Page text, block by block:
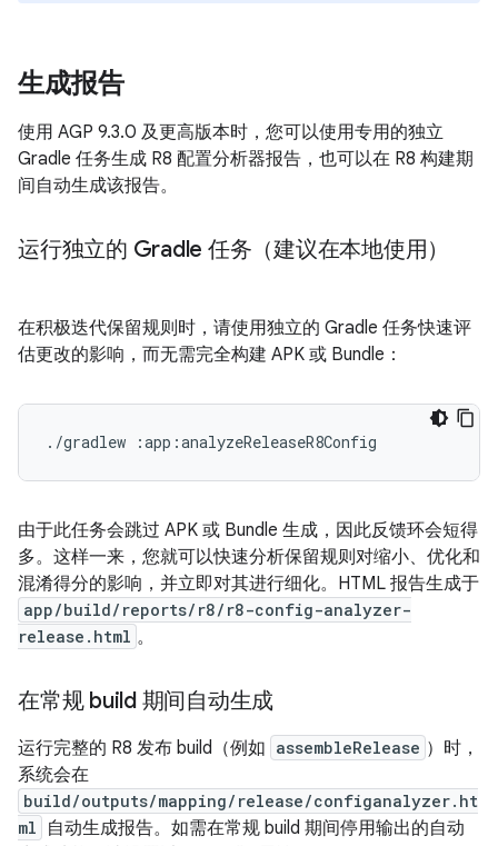
生成报告
使用 AGP 9.3.0 及更高版本时，您可以使用专用的独立
Gradle 任务生成 R8 配置分析器报告，也可以在 R8 构建期
间自动生成该报告。
运行独立的 Gradle 任务（建议在本地使用）
在积极迭代保留规则时，请使用独立的 Gradle 任务快速评
估更改的影响，而无需完全构建 APK 或 Bundle：
./gradlew
由于此任务会跳过 APK 或 Bundle 生成，因此反馈环会短得
多。这样一来，您就可以快速分析保留规则对缩小、优化和
混淆得分的影响，并立即对其进行细化。HTML 报告生成于
app/build/reports/r8/r8-config-analyzer-
release.html 。
在常规 build 期间自动生成
运行完整的 R8 发布 build（例如 assembleRelease ）时，
系统会在
build/outputs/mapping/release/configanalyzer.ht
ml
自动生成报告。如需在常规 build 期间停用输出的自动